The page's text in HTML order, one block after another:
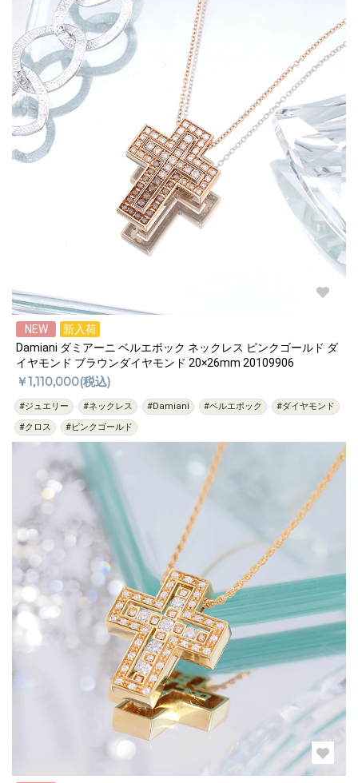
NEW
新入荷
Damiani ダミアーニ ベルエポック ネックレス ピンクゴールド ダ
イヤモンド ブラウンダイヤモンド 20×26mm 20109906
￥1,110,000(税込)
#ジュエリー #ネックレス #Damiani #ベルエポック
#ダイヤモンド
#クロス
#ピンクゴールド